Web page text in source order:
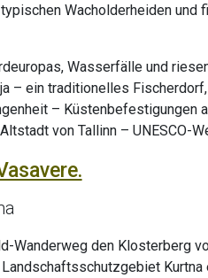
Wacholderheiden und
Wasserfälle und
– ein traditionelles
– Küstenbefestigungen
von Tallinn – UNESCO-
Wanderweg den Klosterberg
Kurtna